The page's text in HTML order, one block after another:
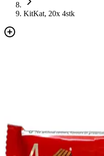
KitKat, 20x 4stk